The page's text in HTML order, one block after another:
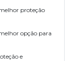
proteção
opção para
e